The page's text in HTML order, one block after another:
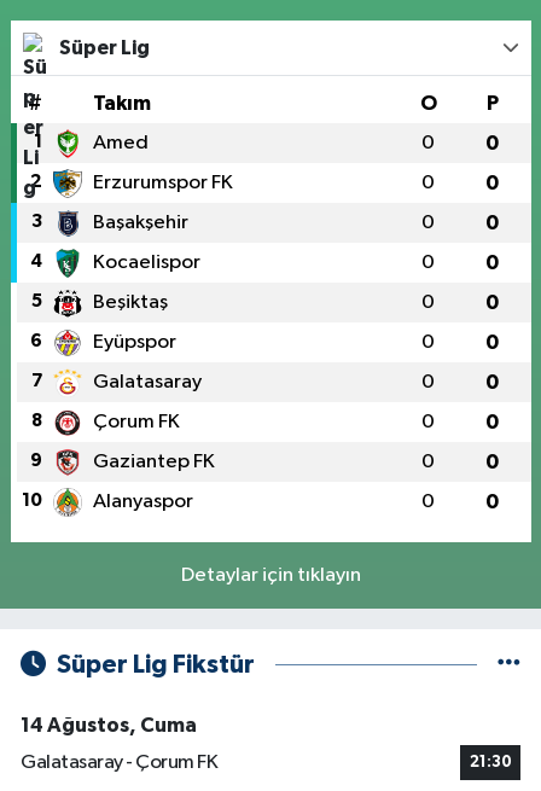
Süper Lig
# Takım O P
1 Amed 0 0
2 Erzurumspor FK 0 0
3 Başakşehir 0 0
4 Kocaelispor 0 0
5 Beşiktaş 0 0
6 Eyüpspor 0 0
7 Galatasaray 0 0
8 Çorum FK 0 0
9 Gaziantep FK 0 0
10 Alanyaspor 0 0
Detaylar için tıklayın
Süper Lig Fikstür
14 Ağustos, Cuma
Galatasaray - Çorum FK
21:30